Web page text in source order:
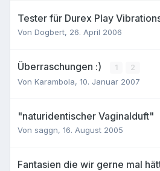
Tester für Durex Play
Von Dogbert, 26. April 2006
Überraschungen :) 1 2
Von Karambola, 10. Januar 2007
"naturidentischer Vaginalduft"
Von saggn, 16. August 2005
Fantasien die wir gerne mal